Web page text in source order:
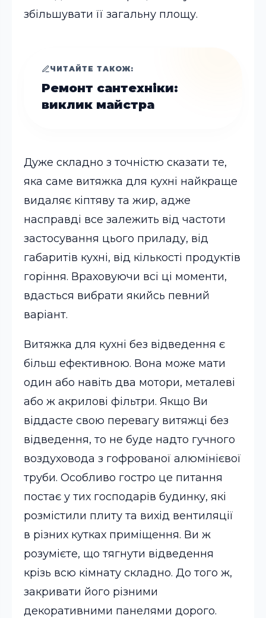
збільшувати її загальну площу.
ЧИТАЙТЕ ТАКОЖ:
Ремонт сантехніки:
виклик майстра
Дуже складно з точністю сказати те,
яка саме витяжка для кухні найкраще
видаляє кіптяву та жир, адже
насправді все залежить від частоти
застосування цього приладу, від
габаритів кухні, від кількості продуктів
горіння. Враховуючи всі ці моменти,
вдасться вибрати якийсь певний
варіант.
Витяжка для кухні без відведення є
більш ефективною. Вона може мати
один або навіть два мотори, металеві
або ж акрилові фільтри. Якщо Ви
віддасте свою перевагу витяжці без
відведення, то не буде надто гучного
воздуховода з гофрованої алюмінієвої
труби. Особливо гостро це питання
постає у тих господарів будинку, які
розмістили плиту та вихід вентиляції
в різних кутках приміщення. Ви ж
розумієте, що тягнути відведення
крізь всю кімнату складно. До того ж,
закривати його різними
декоративними панелями дорого.